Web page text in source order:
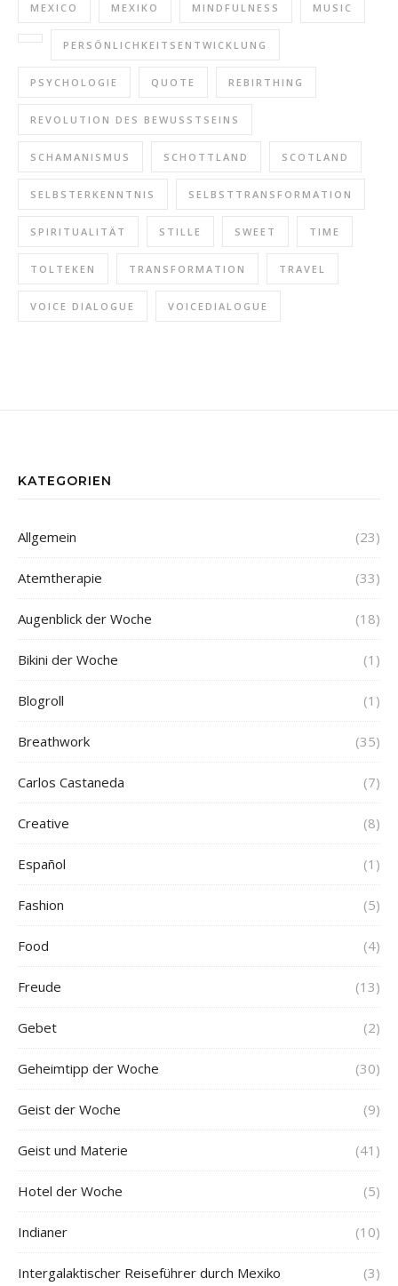
MEXICO MEXIKO MINDFULNESS MUSIC
PERSÖNLICHKEITSENTWICKLUNG
PSYCHOLOGIE QUOTE REBIRTHING
REVOLUTION DES BEWUSSTSEINS
SCHAMANISMUS SCHOTTLAND SCOTLAND
SELBSTERKENNTNIS SELBSTTRANSFORMATION
SPIRITUALITÄT STILLE SWEET TIME
TOLTEKEN TRANSFORMATION TRAVEL
VOICE DIALOGUE VOICEDIALOGUE
KATEGORIEN
Allgemein (23)
Atemtherapie (33)
Augenblick der Woche (18)
Bikini der Woche (1)
Blogroll (1)
Breathwork (35)
Carlos Castaneda (7)
Creative (8)
Español (1)
Fashion (5)
Food (4)
Freude (13)
Gebet (2)
Geheimtipp der Woche (30)
Geist der Woche (9)
Geist und Materie (41)
Hotel der Woche (5)
Indianer (10)
Intergalaktischer Reiseführer durch Mexiko (3)